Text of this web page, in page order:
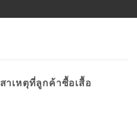
สาเหตุที่ลูกค้าซื้อเสื้อ